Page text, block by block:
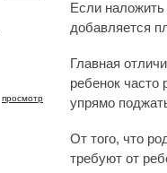
просмотр
Если
добавляется
Главная
ребенок часто
упрямо
От того, что
требуют от